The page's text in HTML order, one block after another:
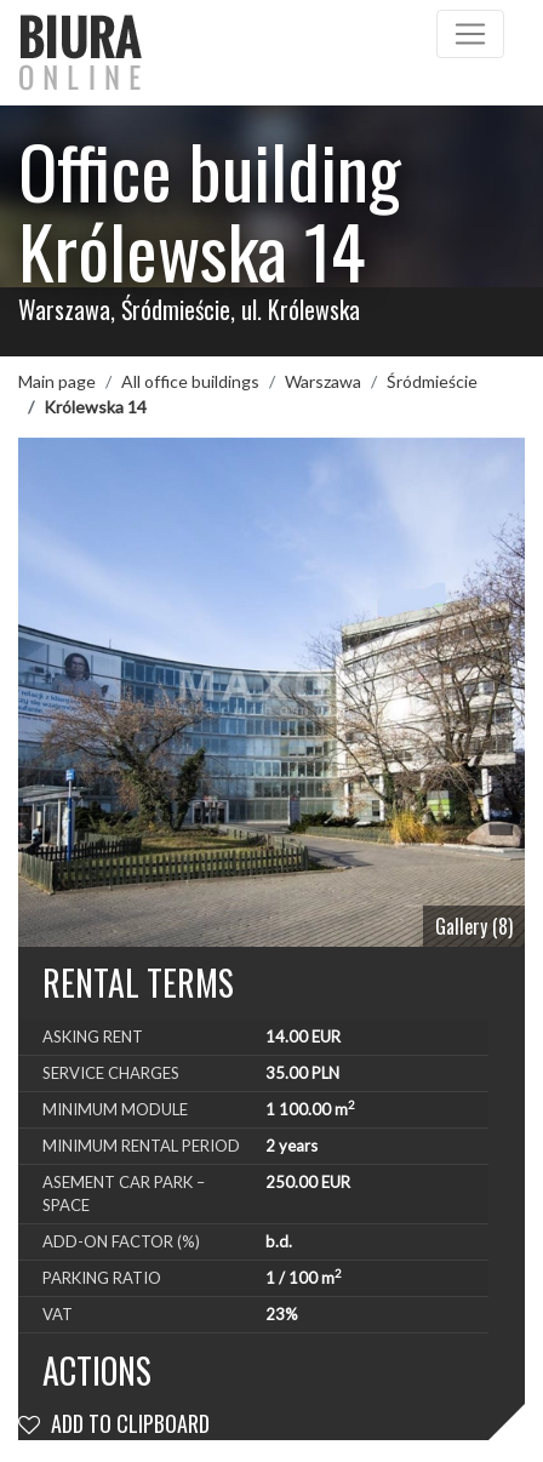
Office building
Królewska 14
Warszawa, Śródmieście, ul. Królewska
Main page All office buildings Warszawa
Śródmieście
Królewska 14
Gallery (8)
RENTAL TERMS
ASKING RENT
14.00 EUR
SERVICE CHARGES
35.00 PLN
MINIMUM MODULE
1 100.00 m2
MINIMUM RENTAL PERIOD
2 years
ASEMENT CAR PARK –
SPACE
250.00 EUR
ADD-ON FACTOR (%)
b.d.
PARKING RATIO
1 / 100 m2
VAT 23%
ACTIONS
ADD TO CLIPBOARD